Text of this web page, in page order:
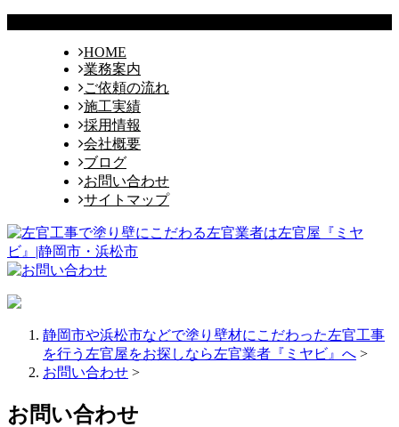
HOME
業務案内
ご依頼の流れ
施工実績
採用情報
会社概要
ブログ
お問い合わせ
サイトマップ
静岡市や浜松市などで塗り壁材にこだわった左官工事
を行う左官屋をお探しなら左官業者『ミヤビ』へ >
お問い合わせ >
お問い合わせ